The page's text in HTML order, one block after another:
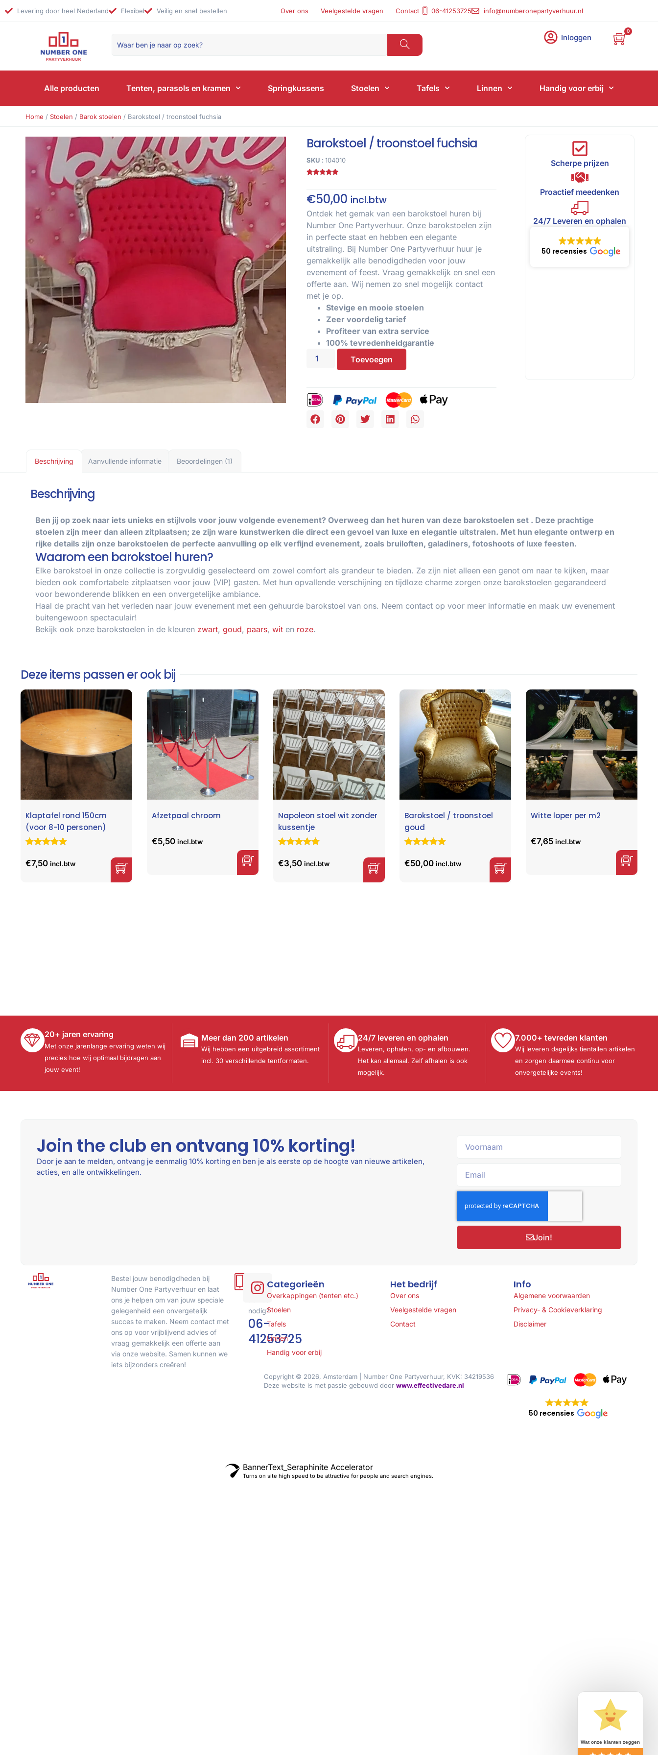
Levering door heel Nederland Flexibel Veilig en snel bestellen Over ons Veelgestelde vragen Contact 06-41253725 info@numberonepartyverhuur.nl
Inloggen
0
Alle producten Tenten, parasols en kramen Springkussens Stoelen Tafels Linnen Handig voor erbij
Home / Stoelen / Barok stoelen / Barokstoel / troonstoel fuchsia
Barokstoel / troonstoel fuchsia
SKU :104010
gebaseerd
opklant
waardering
€50,00 incl.btw
Ontdek het gemak van een barokstoel huren bij
Number One Partyverhuur. Onze barokstoelen zijn
in perfecte staat en hebben een elegante
uitstraling. Bij Number One Partyverhuur huur je
gemakkelijk alle benodigdheden voor jouw
evenement of feest. Vraag gemakkelijk en snel een
offerte aan. Wij nemen zo snel mogelijk contact
met je op.
Stevige en mooie stoelen
Zeer voordelig tarief
Profiteer van extra service
100% tevredenheidgarantie
Toevoegen
Scherpe prijzen
Proactief meedenken
24/7 Leveren en ophalen
50 recensies
Beschrijving Aanvullende informatie Beoordelingen (1)
Beschrijving
Ben jij op zoek naar iets unieks en stijlvols voor jouw volgende evenement? Overweeg dan het huren van deze barokstoelen set . Deze prachtige
stoelen zijn meer dan alleen zitplaatsen; ze zijn ware kunstwerken die direct een gevoel van luxe en elegantie uitstralen. Met hun elegante ontwerp en
rijke details zijn onze barokstoelen de perfecte aanvulling op elk verfijnd evenement, zoals bruiloften, galadiners, fotoshoots of luxe feesten.
Waarom een barokstoel huren?
Elke barokstoel in onze collectie is zorgvuldig geselecteerd om zowel comfort als grandeur te bieden. Ze zijn niet alleen een genot om naar te kijken, maar
bieden ook comfortabele zitplaatsen voor jouw (VIP) gasten. Met hun opvallende verschijning en tijdloze charme zorgen onze barokstoelen gegarandeerd
voor bewonderende blikken en een onvergetelijke ambiance.
Haal de pracht van het verleden naar jouw evenement met een gehuurde barokstoel van ons. Neem contact op voor meer informatie en maak uw evenement
buitengewoon spectaculair!
Bekijk ook onze barokstoelen in de kleuren zwart, goud, paars, wit en roze.
Deze items passen er ook bij
Klaptafel rond 150cm
(voor 8-10 personen)
5.00op 5
gebaseerd
€7,50 incl.btw
Afzetpaal chroom
€5,50 incl.btw
Napoleon stoel wit zonder
kussentje
5.00 op 5
gebaseerd
€3,50 incl.btw
Barokstoel / troonstoel
goud
5.00op 5
gebaseerd
€50,00 incl.btw
Witte loper per m2
€7,65 incl.btw
20+ jaren ervaring
Met onze jarenlange ervaring weten wij
precies hoe wij optimaal bijdragen aan
jouw event!
Meer dan 200 artikelen
Wij hebben een uitgebreid assortiment
incl. 30 verschillende tentformaten.
24/7 leveren en ophalen
Leveren, ophalen, op- en afbouwen.
Het kan allemaal. Zelf afhalen is ook
mogelijk.
7.000+ tevreden klanten
Wij leveren dagelijks tientallen artikelen
en zorgen daarmee continu voor
onvergetelijke events!
Bestel jouw benodigdheden bij
Number One Partyverhuur en laat
ons je helpen om van jouw speciale
gelegenheid een onvergetelijk
succes te maken. Neem contact met
ons op voor vrijblijvend advies of
vraag gemakkelijk een offerte aan
via onze website. Samen kunnen we
iets bijzonders creëren!
of
advies
nodig?
06-
41253725
Categorieën
Overkappingen (tenten etc.)
Stoelen
Tafels
Linnen
Handig voor erbij
Het bedrijf
Over ons
Veelgestelde vragen
Contact
Info
Algemene voorwaarden
Privacy- & Cookieverklaring
Disclaimer
Copyright © 2026, Amsterdam | Number One Partyverhuur, KVK: 34219536
Deze website is met passie gebouwd doorwww.effectivedare.nl
50 recensies
Join the club en ontvang 10% korting!
Door je aan te melden, ontvang je eenmalig 10% korting en ben je als eerste op de hoogte van nieuwe artikelen,
acties, en alle ontwikkelingen.
Join!
Wat onze klanten zeggen
BannerText_Seraphinite Accelerator
Turns on site high speed to be attractive for people and search engines.